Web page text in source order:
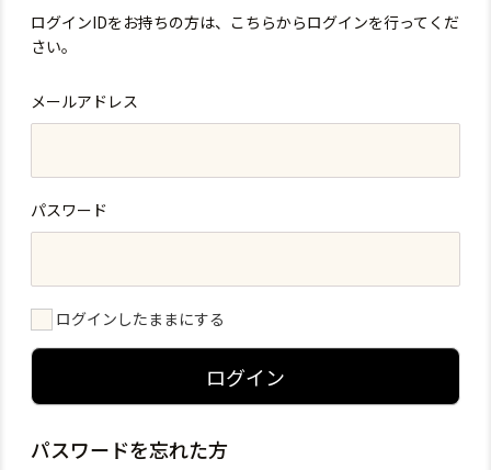
ログインIDをお持ちの方は、こちらからログインを行ってくだ
さい。
メールアドレス
パスワード
ログインしたままにする
ログイン
パスワードを忘れた方